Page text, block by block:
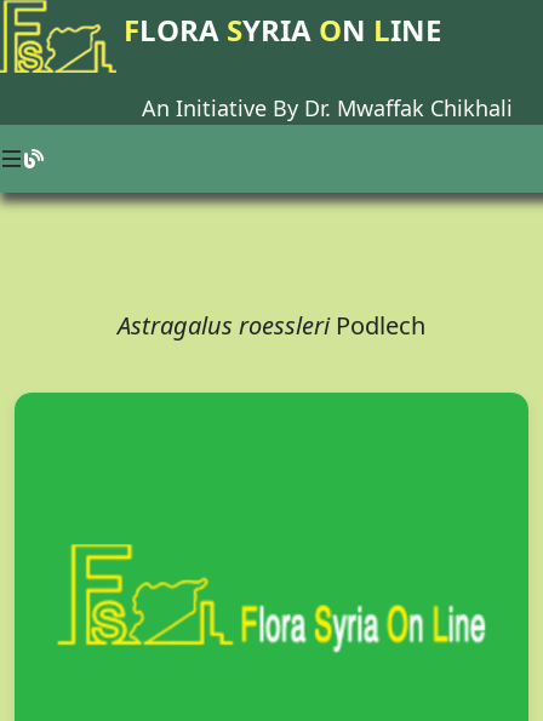
FLORA SYRIA ON LINE
An Initiative By Dr. Mwaffak Chikhali
Astragalus roessleri Podlech